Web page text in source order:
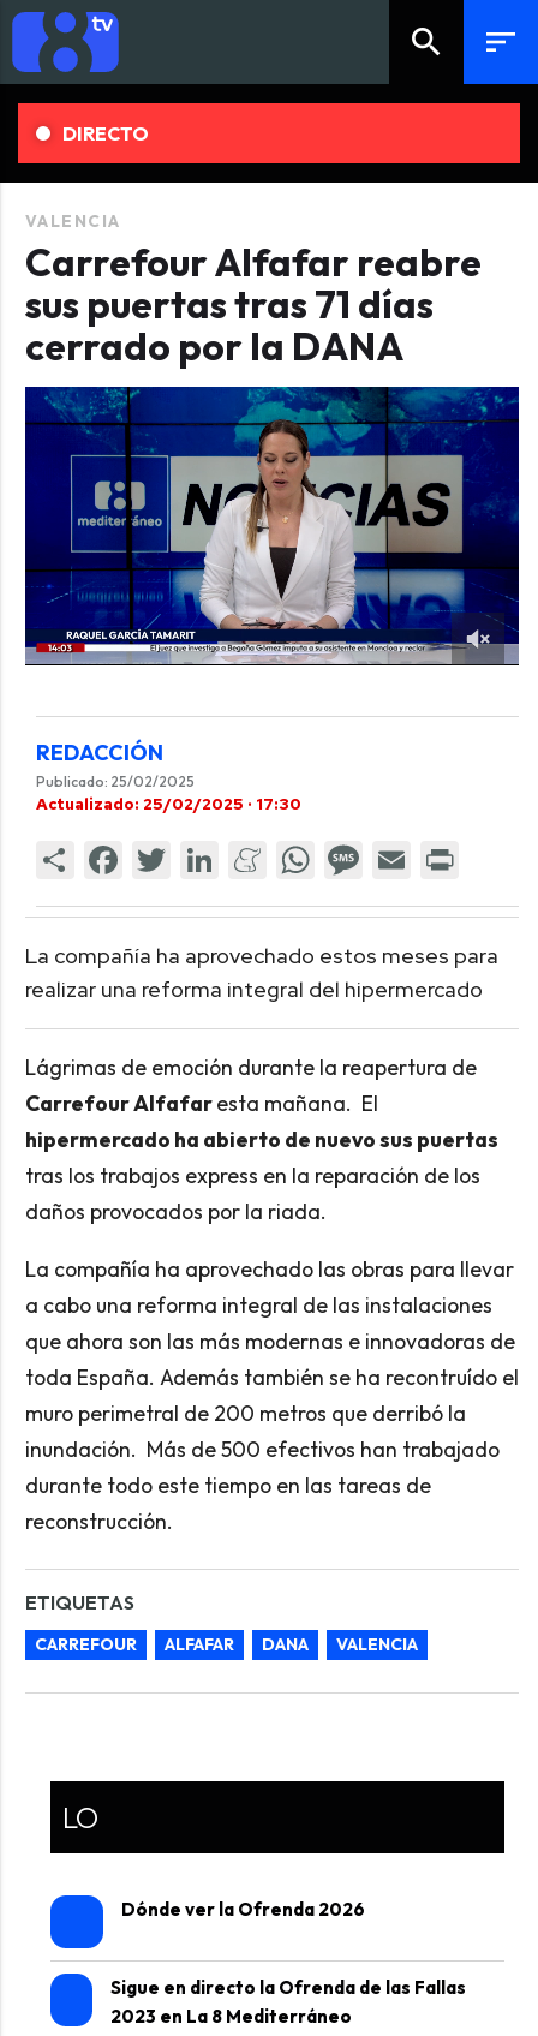
search sort
DIRECTO
VALENCIA
Carrefour Alfafar reabre
sus puertas tras 71 días
cerrado por la DANA
REDACCIÓN
Publicado: 25/02/2025
Actualizado: 25/02/2025 · 17:30
La compañía ha aprovechado estos meses para
realizar una reforma integral del hipermercado
Lágrimas de emoción durante la reapertura de
Carrefour Alfafaresta mañana. El
hipermercado ha abierto de nuevo sus puertas
tras los trabajos express en la reparación de los
daños provocados por la riada.
La compañía ha aprovechado las obras para llevar
a cabo una reforma integral de las instalaciones
que ahora son las más modernas e innovadoras de
toda España. Además también se ha recontruído el
muro perimetral de 200 metros que derribó la
inundación. Más de 500 efectivos han trabajado
durante todo este tiempo en las tareas de
reconstrucción.
ETIQUETAS
CARREFOUR ALFAFAR DANA VALENCIA
LO
Dónde ver la Ofrenda 2026
Sigue en directo la Ofrenda de las Fallas
2023 en La 8 Mediterráneo